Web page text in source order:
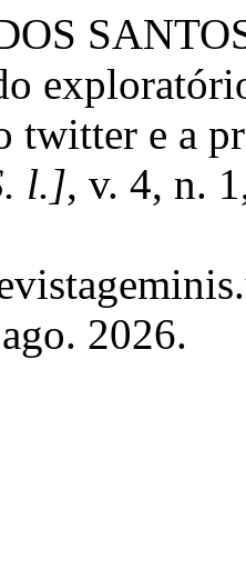
twitter e a
l.], v. 4, n.
2026.